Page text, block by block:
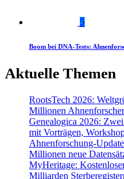
5
Boom bei DNA-Tests:
Aktuelle Themen
RootsTech 2026:
Millionen
Genealogica 2026:
mit Vorträgen,
Ahnenforschung-
Millionen neue
MyHeritage:
Milliarden